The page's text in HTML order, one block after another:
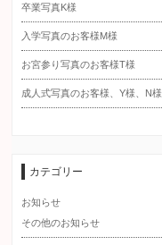
卒業写真K様
入学写真のお客様M様
お宮参り写真のお客様T様
成人式写真のお客様、Y様、N様
カテゴリー
お知らせ
その他のお知らせ